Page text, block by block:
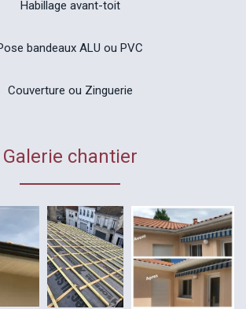
Habillage avant-toit
bandeaux ALU ou PVC
Couverture ou Zinguerie
Galerie chantier